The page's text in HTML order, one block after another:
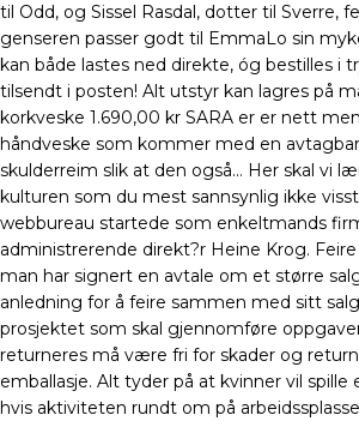
til Odd, og Sissel Rasdal, dotter til Sverre,
genseren passer godt til EmmaLo sin
kan både lastes ned direkte, óg bestilles i
tilsendt i posten! Alt utstyr kan lagres på
korkveske 1.690,00 kr SARA er er nett
håndveske som kommer med en
skulderreim slik at den også… Her skal vi
kulturen som du mest sannsynlig ikke
webbureau startede som enkeltmands
administrerende direkt?r Heine Krog.
man har signert en avtale om et større
anledning for å feire sammen med sitt
prosjektet som skal gjennomføre
returneres må være fri for skader og
emballasje. Alt tyder på at kvinner vil
hvis aktiviteten rundt om på